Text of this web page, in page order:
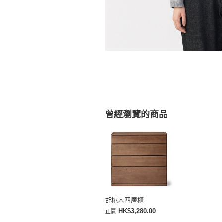
曾經瀏覽的商品
胡桃木四層櫃
正價 HK$3,280.00